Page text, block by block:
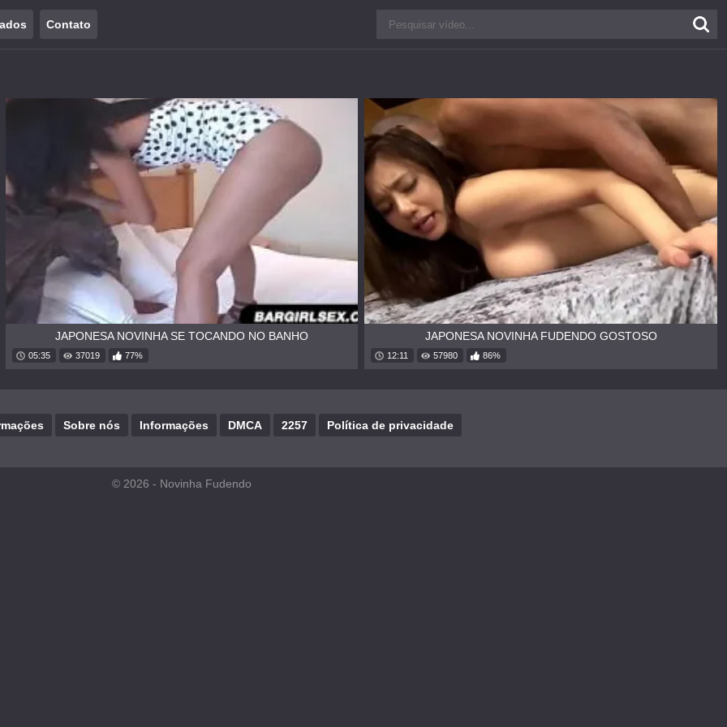
Contato
JAPONESA NOVINHA SE TOCANDO NO BANHO
05:35 37019 77%
JAPONESA NOVINHA FUDENDO GOSTOSO
12:11 57980 86%
Sobre nós Informações DMCA 2257 Política de privacidade
© 2026 - Novinha Fudendo